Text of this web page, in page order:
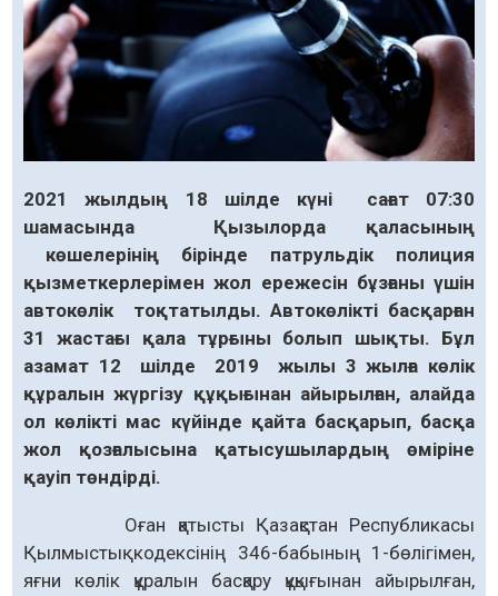
2021 жылдың 18 шілде күні сағат 07:30
шамасында Қызылорда қаласының
көшелерінің бірінде патрульдік полиция
қызметкерлерімен жол ережесін бұзғаны үшін
автокөлік тоқтатылды. Автокөлікті басқарған
31 жастағы қала тұрғыны болып шықты. Бұл
азамат 12 шілде 2019 жылы 3 жылға көлік
құралын жүргізу құқығынан айырылған, алайда
ол көлікті мас күйінде қайта басқарып, басқа
жол қозғалысына қатысушылардың өміріне
қауіп төндірді.
Оған қатысты Қазақстан Республикасы
Қылмыстық кодексінің 346-бабының 1-бөлігімен,
яғни көлік құралын басқару құқығынан айырылған,